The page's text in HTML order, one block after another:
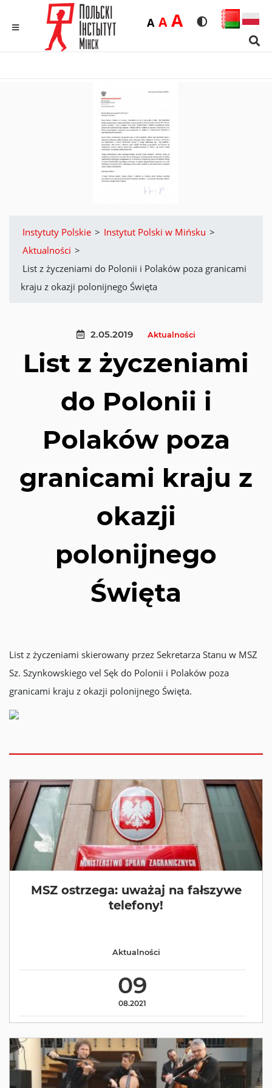
Rozmiar
ADomyślna
AŚrednia
ADużaWersja
Instytuty Polskie > Instytut Polski w Mińsku >
Aktualności >
List z życzeniami do Polonii i Polaków poza granicami
kraju z okazji polonijnego Święta
2.05.2019 Aktualności
List z życzeniami
do Polonii i
Polaków poza
granicami kraju z
okazji
polonijnego
Święta
List z życzeniami skierowany przez Sekretarza Stanu w MSZ
Sz. Szynkowskiego vel Sęk do Polonii i Polaków poza
granicami kraju z okazji polonijnego Święta.
MSZ ostrzega: uważaj na fałszywe
telefony!
09
08.2021
Aktualności